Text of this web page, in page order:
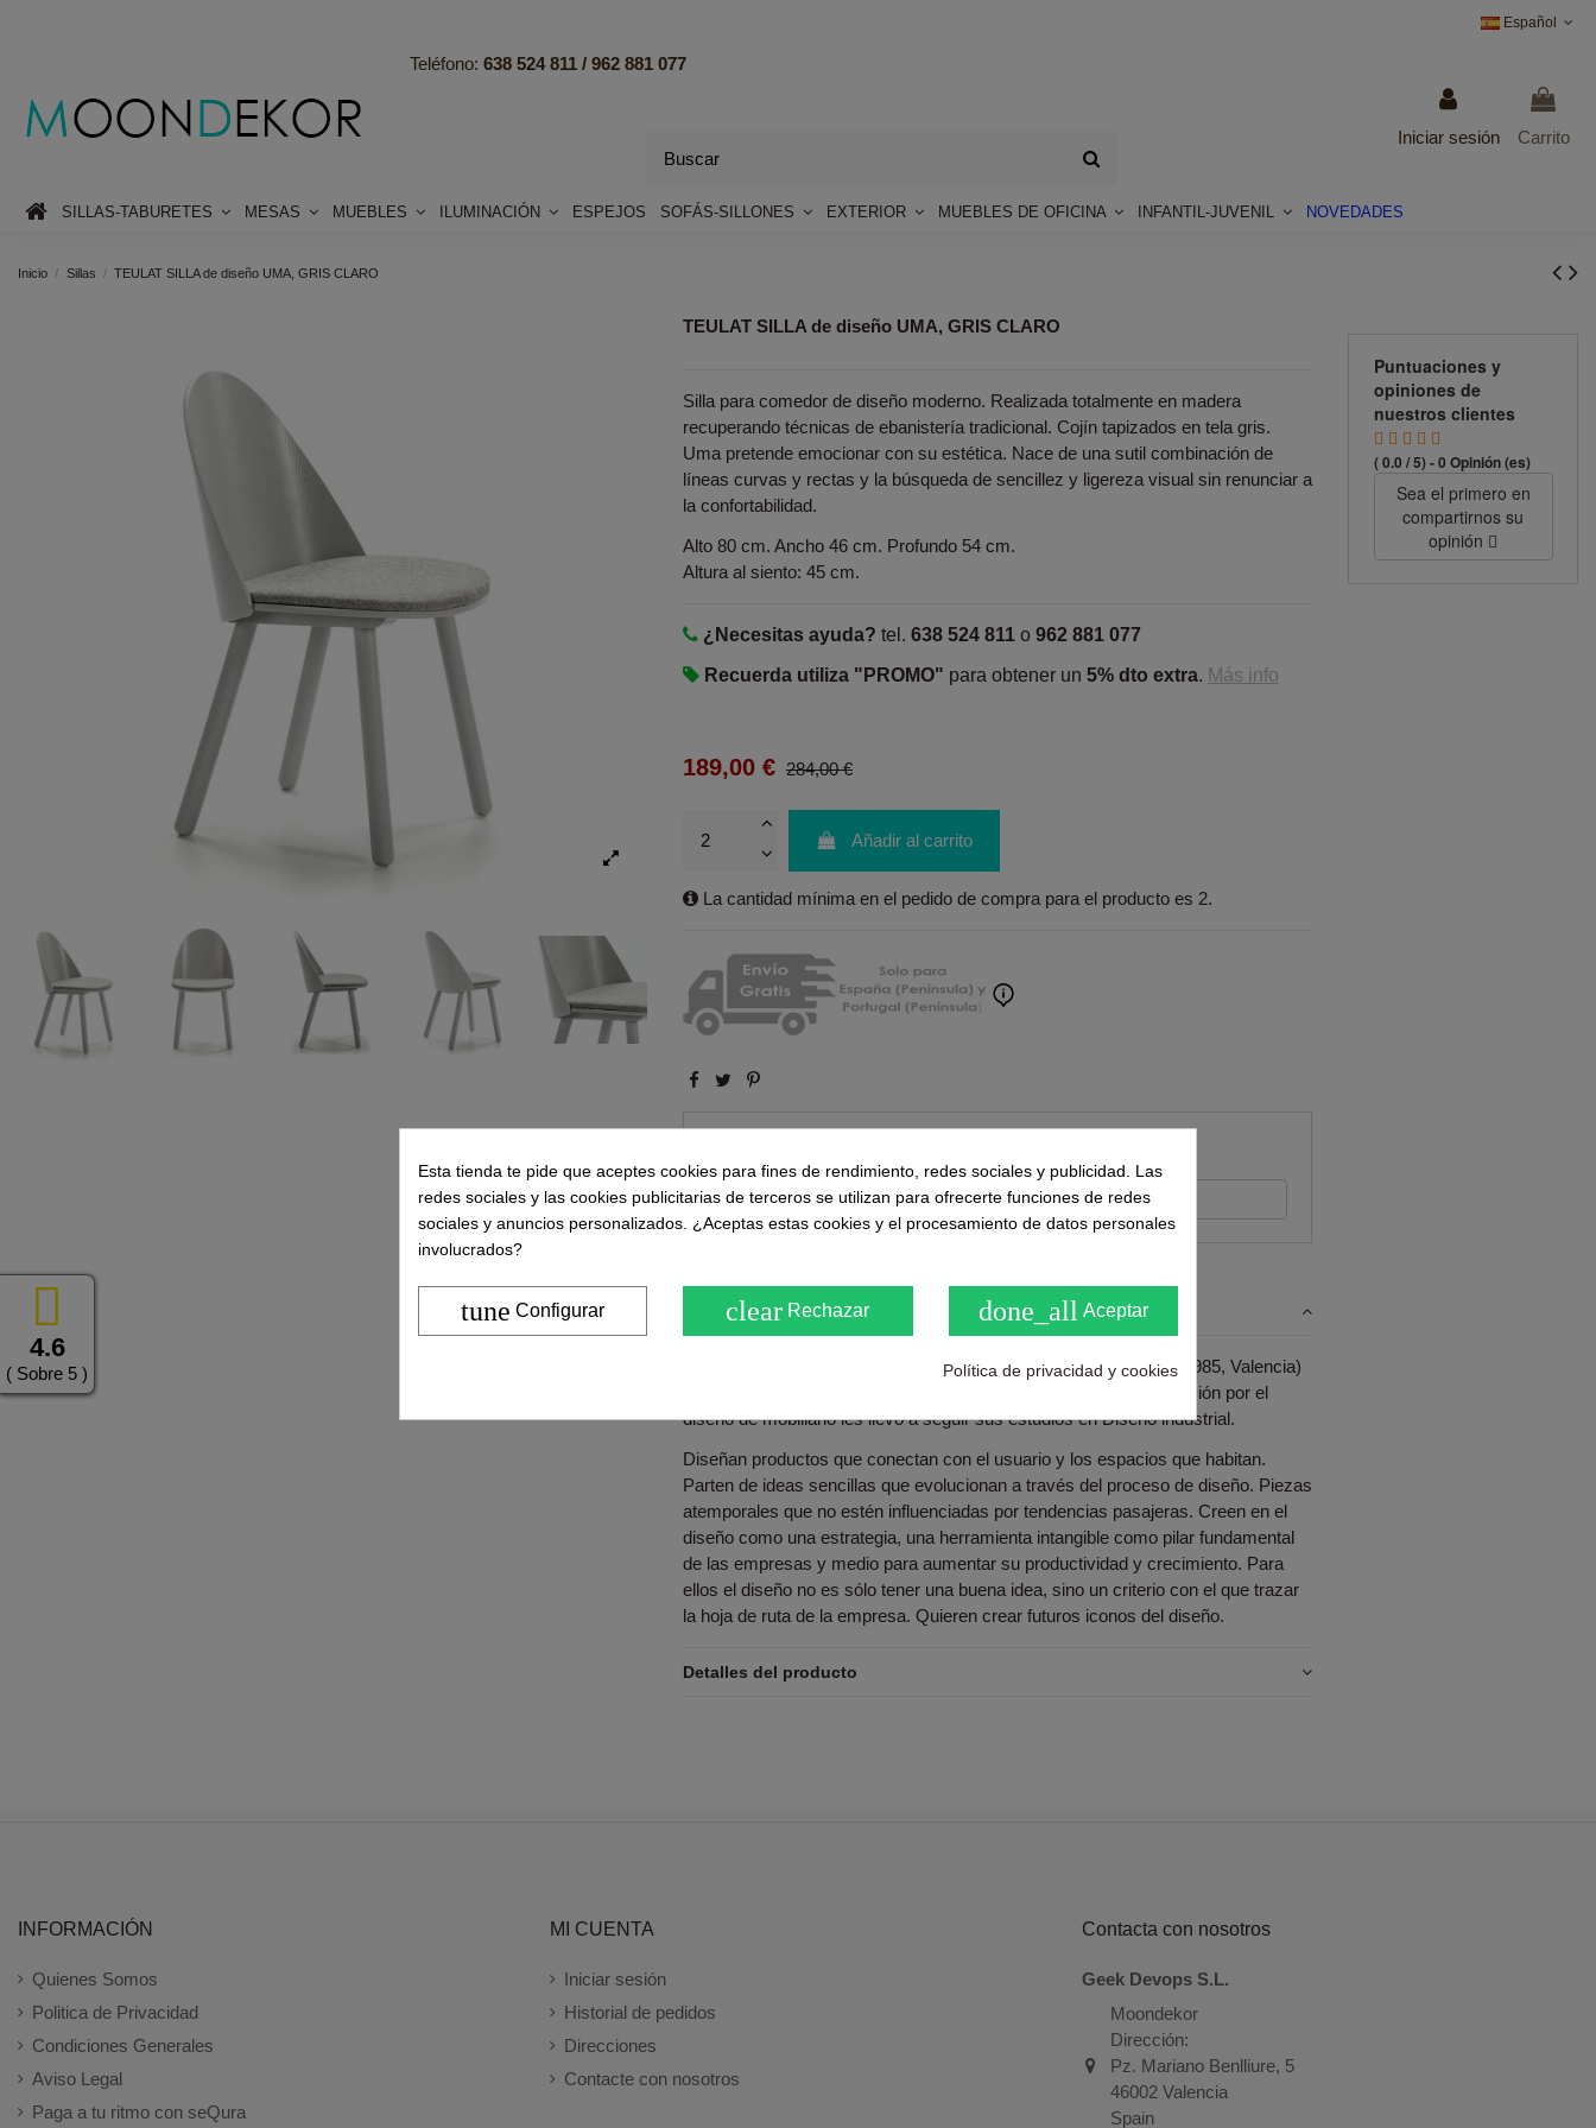
4.6
( Sobre 5 )
Español
Teléfono: 638 524 811 / 962 881 077
Iniciar sesión Carrito
SILLAS-TABURETES MESAS MUEBLES ILUMINACIÓN ESPEJOS SOFÁS-SILLONES EXTERIOR MUEBLES DE OFICINA INFANTIL-JUVENIL NOVEDADES
Inicio Sillas TEULAT SILLA de diseño UMA, GRIS CLARO
TEULAT SILLA de diseño UMA, GRIS CLARO
Silla para comedor de diseño moderno. Realizada totalmente en madera
recuperando técnicas de ebanistería tradicional. Cojín tapizados en tela gris.
Uma pretende emocionar con su estética. Nace de una sutil combinación de
líneas curvas y rectas y la búsqueda de sencillez y ligereza visual sin renunciar a
la confortabilidad.
Alto 80 cm. Ancho 46 cm. Profundo 54 cm.
Altura al siento: 45 cm.
¿Necesitas ayuda? tel. 638 524 811 o 962 881 077
Recuerda utiliza "PROMO" para obtener un 5% dto extra. Más info
189,00 € 284,00 €
Añadir al carrito
La cantidad mínima en el pedido de compra para el producto es 2.
( 0.0 / 5) - 0 Opinión (es)
Sea el primero en compartirnos su opinión
Descripción
Silla diseñada por Ramón Arnau (1984, Denia) y Mariola Reyna (1985, Valencia)
se conocimos en 2003 estudiando arquitectura y más tarde su pasión por el
diseño de mobiliario les llevó a seguir sus estudios en Diseño industrial.
Diseñan productos que conectan con el usuario y los espacios que habitan.
Parten de ideas sencillas que evolucionan a través del proceso de diseño. Piezas
atemporales que no estén influenciadas por tendencias pasajeras. Creen en el
diseño como una estrategia, una herramienta intangible como pilar fundamental
de las empresas y medio para aumentar su productividad y crecimiento. Para
ellos el diseño no es sólo tener una buena idea, sino un criterio con el que trazar
la hoja de ruta de la empresa. Quieren crear futuros iconos del diseño.
Detalles del producto
Puntuaciones y
opiniones de
nuestros clientes
( 0.0 / 5) - 0 Opinión (es)
Sea el primero en
compartirnos su
opinión
INFORMACIÓN
Quienes Somos
Politica de Privacidad
Condiciones Generales
Aviso Legal
Paga a tu ritmo con seQura
MI CUENTA
Iniciar sesión
Historial de pedidos
Direcciones
Contacte con nosotros
Contacta con nosotros
Geek Devops S.L.
Moondekor
Dirección:
Pz. Mariano Benlliure, 5
46002 Valencia
Spain
Esta tienda te pide que aceptes cookies para fines de rendimiento, redes sociales y publicidad. Las
redes sociales y las cookies publicitarias de terceros se utilizan para ofrecerte funciones de redes
sociales y anuncios personalizados. ¿Aceptas estas cookies y el procesamiento de datos personales
involucrados?
tune Configurar clear Rechazar done_all Aceptar
Política de privacidad y cookies